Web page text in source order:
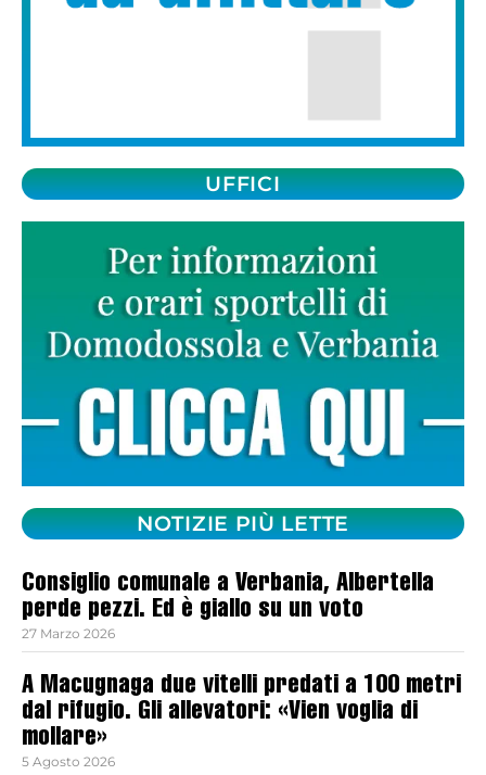
UFFICI
NOTIZIE PIÙ LETTE
Consiglio comunale a Verbania, Albertella
perde pezzi. Ed è giallo su un voto
27 Marzo 2026
A Macugnaga due vitelli predati a 100 metri
dal rifugio. Gli allevatori: «Vien voglia di
mollare»
5 Agosto 2026